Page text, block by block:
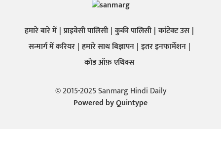
हमारे बारे में प्राइवेसी पालिसी कुकी पालिसी कांटेक्ट उस
सन्मार्ग में करियर हमारे साथ बिज्ञापन इतर इनफार्मेशन
कोड ऑफ़ एथिक्स
© 2015-2025 Sanmarg Hindi Daily
Powered byQuintype